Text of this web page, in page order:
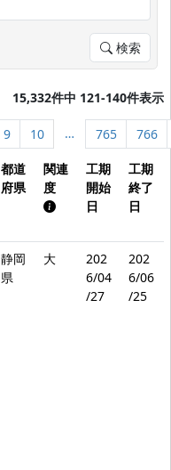
検索
15,332件中 121-140件表示
9 10 … 765 766
都道
府県
関連
度
工期
開始
日
工期
終了
日
静岡
県
大
202
6/04
/27
202
6/06
/25